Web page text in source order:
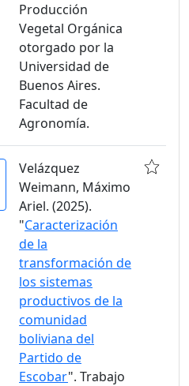
Producción
Vegetal Orgánica
otorgado por la
Universidad de
Buenos Aires.
Facultad de
Agronomía.
Velázquez
Weimann, Máximo
Ariel. (2025).
"Caracterización
de la
transformación de
los sistemas
productivos de la
comunidad
boliviana del
Partido de
Escobar". Trabajo